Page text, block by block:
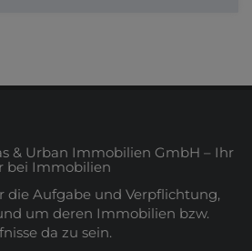
& Urban Immobilien GmbH – Ihr
bei Immobilien
die Aufgabe und Verpflichtung,
um deren Immobilien bzw.
da zu sein.